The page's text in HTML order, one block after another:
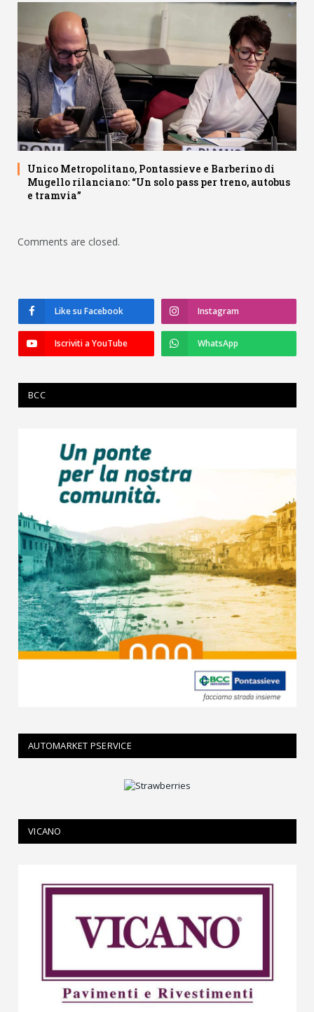
Unico Metropolitano, Pontassieve e Barberino di
Mugello rilanciano: “Un solo pass per treno, autobus
e tramvia”
Comments are closed.
Like su Facebook Instagram
Iscriviti a YouTube WhatsApp
BCC
AUTOMARKET PSERVICE
VICANO